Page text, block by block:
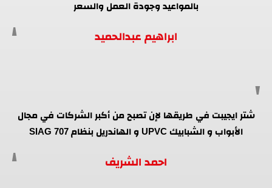
بالمواعيد وجودة العمل والسعر
ابراهيم عبدالحميد
شتر ايجيبت في طريقها لإن تصبح من أكبر الشركات في مجال
الأبواب و الشبابيك UPVC و الهاندريل بنظام SIAG 707
احمد الشريف